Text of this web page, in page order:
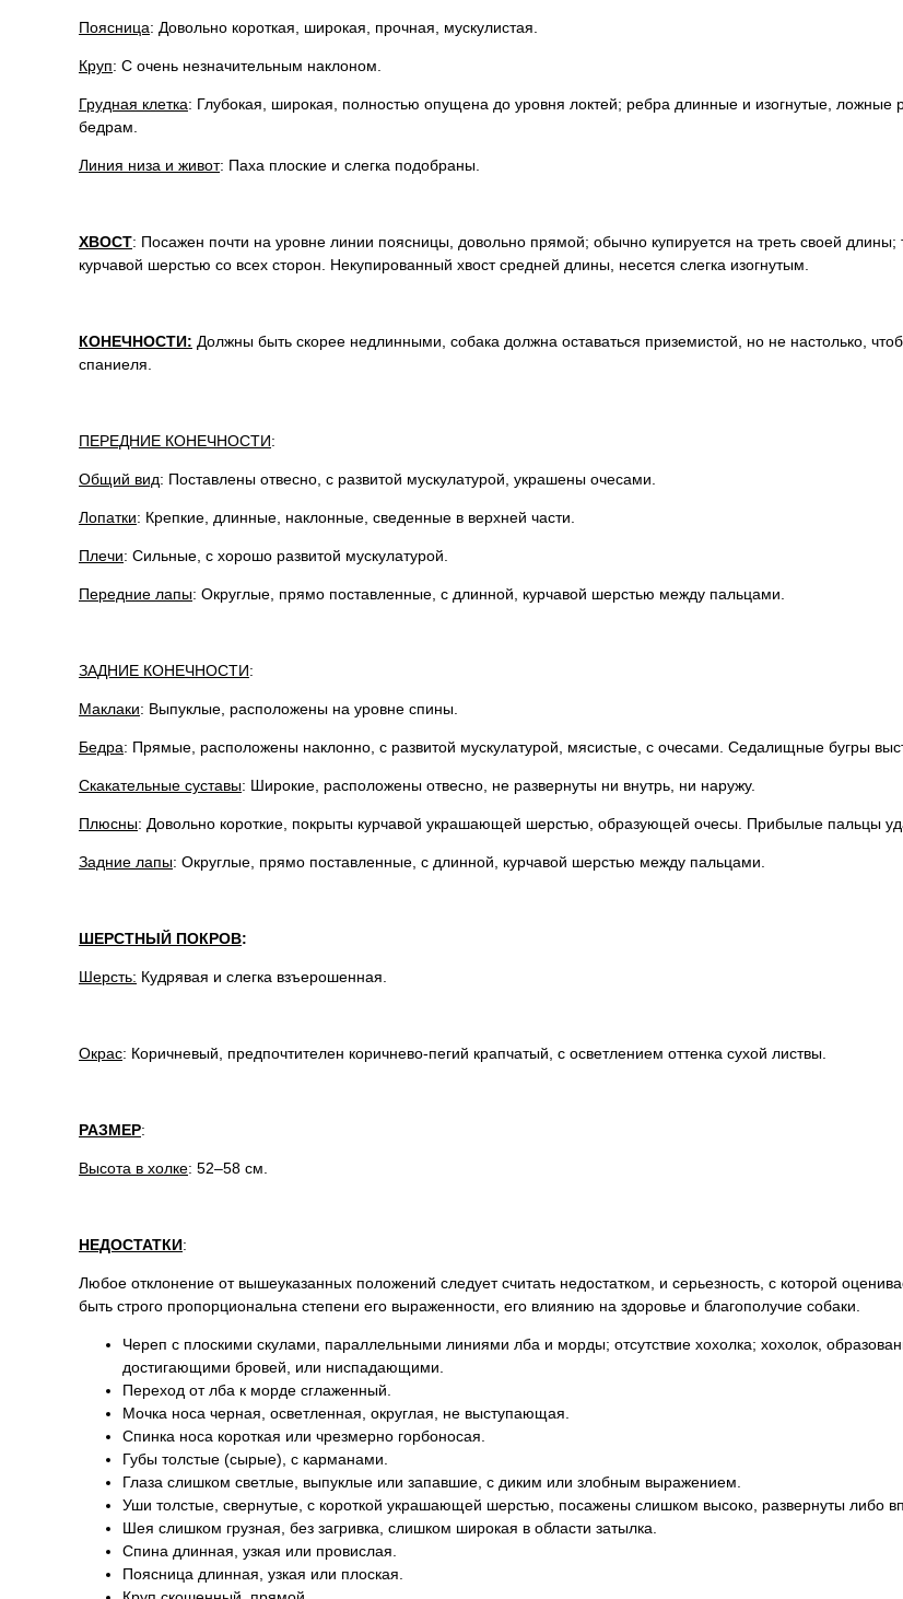
Поясница: Довольно короткая, широкая, прочная, мускулистая.
Круп: С очень незначительным наклоном.
Грудная клетка: Глубокая, широкая, полностью опущена до уровня локтей; ребра длинные и изогнутые, ложные
бедрам.
Линия низа и живот: Паха плоские и слегка подобраны.
ХВОСТ: Посажен почти на уровне линии поясницы, довольно прямой; обычно купируется на треть своей длины;
курчавой шерстью со всех сторон. Некупированный хвост средней длины, несется слегка изогнутым.
КОНЕЧНОСТИ: Должны быть скорее недлинными, собака должна оставаться приземистой, но не настолько,
спаниеля.
ПЕРЕДНИЕ КОНЕЧНОСТИ:
Общий вид: Поставлены отвесно, с развитой мускулатурой, украшены очесами.
Лопатки: Крепкие, длинные, наклонные, сведенные в верхней части.
Плечи: Сильные, с хорошо развитой мускулатурой.
Передние лапы: Округлые, прямо поставленные, с длинной, курчавой шерстью между пальцами.
ЗАДНИЕ КОНЕЧНОСТИ:
Маклаки: Выпуклые, расположены на уровне спины.
Бедра: Прямые, расположены наклонно, с развитой мускулатурой, мясистые, с очесами. Седалищные бугры
Скакательные суставы: Широкие, расположены отвесно, не развернуты ни внутрь, ни наружу.
Плюсны: Довольно короткие, покрыты курчавой украшающей шерстью, образующей очесы. Прибылые пальцы
Задние лапы: Округлые, прямо поставленные, с длинной, курчавой шерстью между пальцами.
ШЕРСТНЫЙ ПОКРОВ:
Шерсть: Кудрявая и слегка взъерошенная.
Окрас: Коричневый, предпочтителен коричнево-пегий крапчатый, с осветлением оттенка сухой листвы.
РАЗМЕР:
Высота в холке: 52–58 см.
НЕДОСТАТКИ:
Любое отклонение от вышеуказанных положений следует считать недостатком, и серьезность, с которой
быть строго пропорциональна степени его выраженности, его влиянию на здоровье и благополучие собаки.
Череп с плоскими скулами, параллельными линиями лба и морды; отсутствие хохолка; хохолок,
достигающими бровей, или ниспадающими.
Переход от лба к морде сглаженный.
Мочка носа черная, осветленная, округлая, не выступающая.
Спинка носа короткая или чрезмерно горбоносая.
Губы толстые (сырые), с карманами.
Глаза слишком светлые, выпуклые или запавшие, с диким или злобным выражением.
Уши толстые, свернутые, с короткой украшающей шерстью, посажены слишком высоко, развернуты либо
Шея слишком грузная, без загривка, слишком широкая в области затылка.
Спина длинная, узкая или провислая.
Поясница длинная, узкая или плоская.